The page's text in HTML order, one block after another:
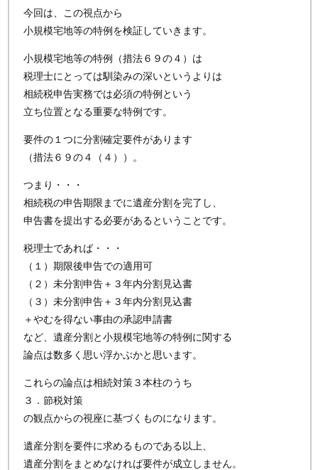
今回は、この視点から
小規模宅地等の特例を検証していきます。
小規模宅地等の特例（措法６９の４）は
税理士にとっては馴染みの深いというよりは
相続税申告実務では必須の特例という
立ち位置となる重要な特例です。
要件の１つに分割確定要件があります
（措法６９の４（４））。
つまり・・・
相続税の申告期限までに遺産分割を完了し、
申告書を提出する必要があるということです。
税理士であれば・・・
（１）期限後申告での適用可
（２）未分割申告＋３年内分割見込書
（３）未分割申告＋３年内分割見込書
＋やむを得ない事由の承認申請書
など、遺産分割と小規模宅地等の特例に関する
論点は数多く思い浮かぶかと思います。
これらの論点は相続対策３本柱のうち
３．節税対策
の観点からの視座に基づくものになります。
遺産分割を要件に求めるものである以上、
遺産分割をまとめなければ要件が成立しません。